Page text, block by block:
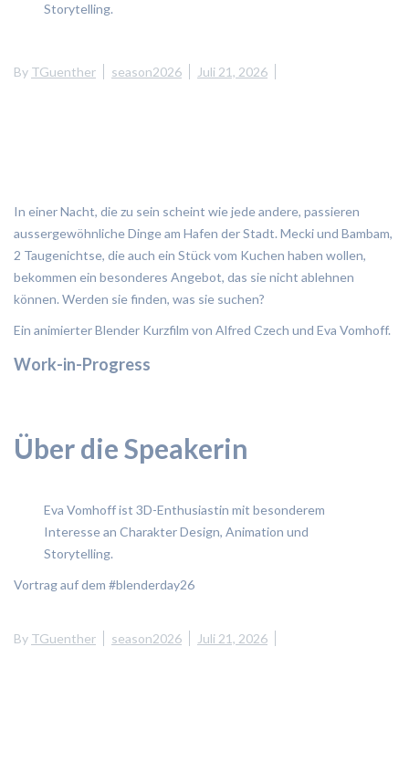
Storytelling.
By TGuenther season2026 Juli 21, 2026
In einer Nacht, die zu sein scheint wie jede andere, passieren
aussergewöhnliche Dinge am Hafen der Stadt. Mecki und Bambam,
2 Taugenichtse, die auch ein Stück vom Kuchen haben wollen,
bekommen ein besonderes Angebot, das sie nicht ablehnen
können. Werden sie finden, was sie suchen?
Ein animierter Blender Kurzfilm von Alfred Czech und Eva Vomhoff.
Work-in-Progress
Über die Speakerin
Eva Vomhoff ist 3D-Enthusiastin mit besonderem
Interesse an Charakter Design, Animation und
Storytelling.
Vortrag auf dem #blenderday26
By TGuenther season2026 Juli 21, 2026